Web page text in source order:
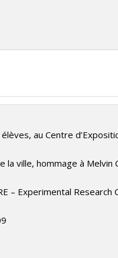
au Centre
ville, hommage à Melvin
– Experimental Research